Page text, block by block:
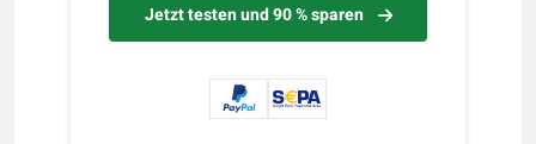
Jetzt testen und 90 % sparen